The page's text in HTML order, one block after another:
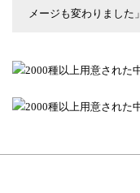
メージも変わりました」